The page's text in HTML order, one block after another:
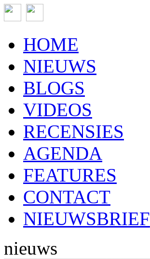
HOME
NIEUWS
BLOGS
VIDEOS
RECENSIES
AGENDA
FEATURES
CONTACT
NIEUWSBRIEF
nieuws